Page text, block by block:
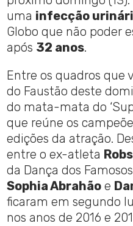
uma infecção
Globo que não poder
após 32 anos.
Entre os quadros que
do Faustão deste
do mata-mata do
que reúne os
edições da atração.
entre o ex-atleta
da Dança dos
Sophia Abrahão e
ficaram em segundo
nos anos de 2016 e